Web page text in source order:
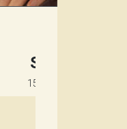
Sa
15.08